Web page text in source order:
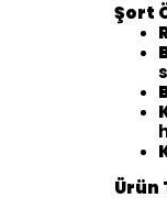
Şort
Ürün